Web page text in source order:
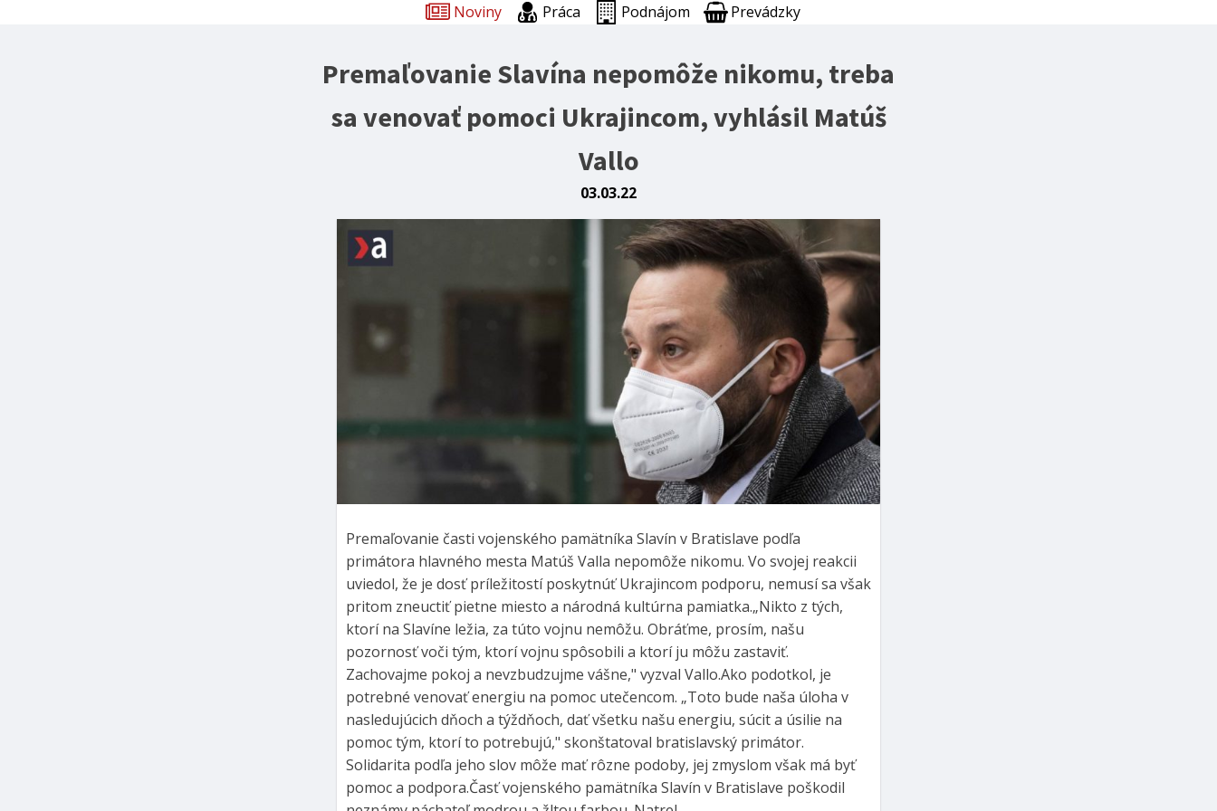
Noviny Práca Podnájom Prevádzky
Premaľovanie Slavína nepomôže nikomu, treba
sa venovať pomoci Ukrajincom, vyhlásil Matúš
Vallo
03.03.22
Premaľovanie časti vojenského pamätníka Slavín v Bratislave podľa
primátora hlavného mesta Matúš Valla nepomôže nikomu. Vo svojej reakcii
uviedol, že je dosť príležitostí poskytnúť Ukrajincom podporu, nemusí sa však
pritom zneuctiť pietne miesto a národná kultúrna pamiatka.„Nikto z tých,
ktorí na Slavíne ležia, za túto vojnu nemôžu. Obráťme, prosím, našu
pozornosť voči tým, ktorí vojnu spôsobili a ktorí ju môžu zastaviť.
Zachovajme pokoj a nevzbudzujme vášne," vyzval Vallo.Ako podotkol, je
potrebné venovať energiu na pomoc utečencom. „Toto bude naša úloha v
nasledujúcich dňoch a týždňoch, dať všetku našu energiu, súcit a úsilie na
pomoc tým, ktorí to potrebujú," skonštatoval bratislavský primátor.
Solidarita podľa jeho slov môže mať rôzne podoby, jej zmyslom však má byť
pomoc a podpora.Časť vojenského pamätníka Slavín v Bratislave poškodil